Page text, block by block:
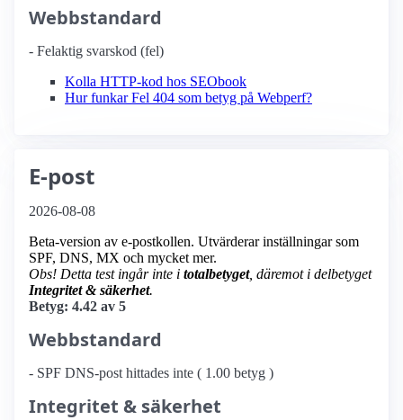
Webbstandard
- Felaktig svarskod (fel)
Kolla HTTP-kod hos SEObook
Hur funkar Fel 404 som betyg på Webperf?
E-post
2026-08-08
Beta-version av e-postkollen. Utvärderar inställningar som
SPF, DNS, MX och mycket mer.
Obs! Detta test ingår inte i totalbetyget, däremot i delbetyget
Integritet & säkerhet.
Betyg: 4.42 av 5
Webbstandard
- SPF DNS-post hittades inte ( 1.00 betyg )
Integritet & säkerhet